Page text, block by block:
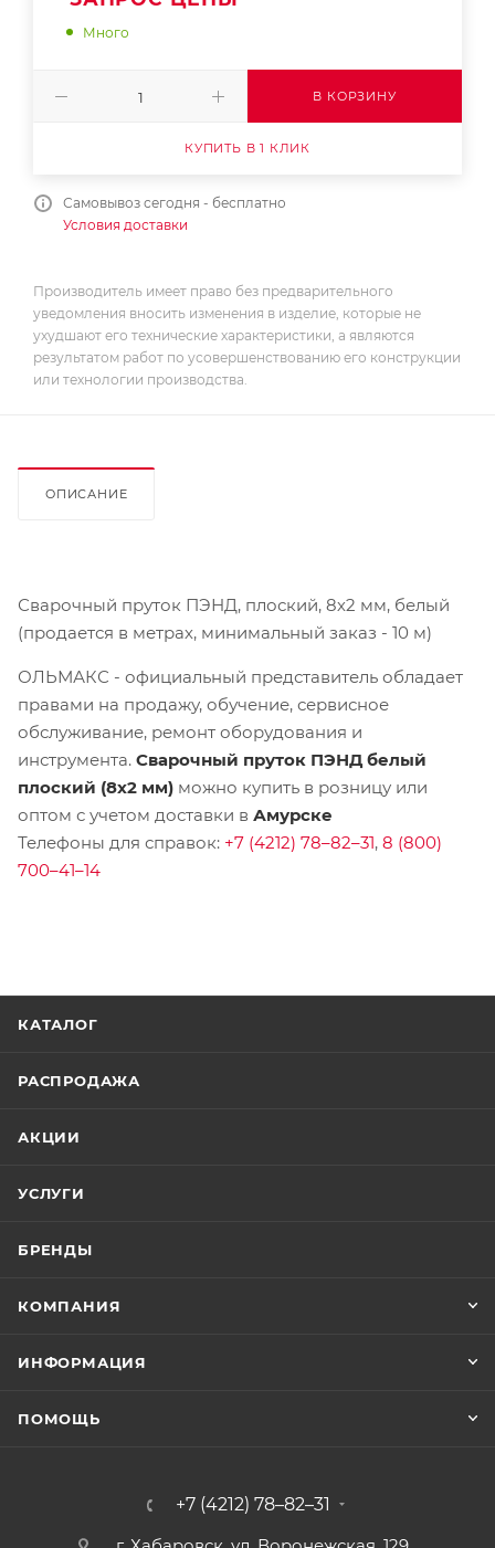
Много
В КОРЗИНУ
КУПИТЬ В 1 КЛИК
Самовывоз сегодня - бесплатно
Условия доставки
Производитель имеет право без предварительного
уведомления вносить изменения в изделие, которые не
ухудшают его технические характеристики, а являются
результатом работ по усовершенствованию его конструкции
или технологии производства.
ОПИСАНИЕ
Сварочный пруток ПЭНД, плоский, 8х2 мм, белый
(продается в метрах, минимальный заказ - 10 м)
ОЛЬМАКС - официальный представитель обладает
правами на продажу, обучение, сервисное
обслуживание, ремонт оборудования и
инструмента. Сварочный пруток ПЭНД белый
плоский (8х2 мм) можно купить в розницу или
оптом с учетом доставки в Амурске
Телефоны для справок: +7 (4212) 78–82–31, 8 (800)
700–41–14
КАТАЛОГ
РАСПРОДАЖА
АКЦИИ
УСЛУГИ
БРЕНДЫ
КОМПАНИЯ
ИНФОРМАЦИЯ
ПОМОЩЬ
+7 (4212) 78–82–31